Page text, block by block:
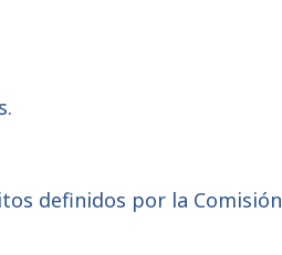
definidos por la Comisión